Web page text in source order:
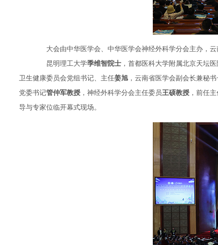
大会由中华医学会、中华医学会神经外科学分会主办，云
昆明理工大学季维智院士 ，首都医科大学附属北京天坛医
卫生健康委员会党组书记、主任姜旭 ，云南省医学会副会长兼秘书
党委书记管仲军教授 ，神经外科学分会主任委员王硕教授 ，前任
导与专家位临开幕式现场。